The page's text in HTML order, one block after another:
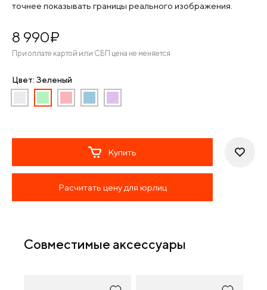
точнее показывать границы реального изображения.
8 990¤
При оплате картой или СБП цена не меняется
Цвет: Зеленый
Купить
Расчитать цену для юрлиц
Совместимые аксессуары